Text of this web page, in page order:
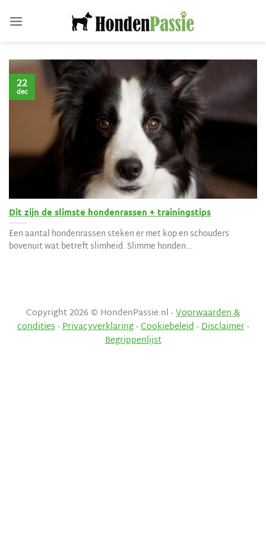
naar
Dit zijn de slimste hondenrassen + trainingstips
Een aantal hondenrassen steken er met kop en schouders
bovenuit wat betreft slimheid. Slimme honden...
22
dec
Copyright 2026 © HondenPassie.nl -Voorwaarden &
condities-Privacyverklaring-Cookiebeleid-Disclaimer-
Begrippenlijst